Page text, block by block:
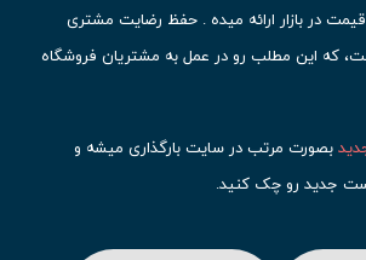
قیمت در بازار ارائه میده . حفظ رضایت مشتری
که این مطلب رو در عمل به مشتریان فروشگاه
بصورت مرتب در سایت بارگذاری میشه و
جدید رو چک کنید.